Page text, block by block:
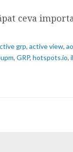
ceva
grp, active view,
, GRP, hotspots.io,